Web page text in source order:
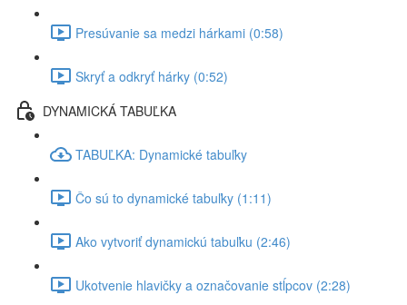
Presúvanie sa medzi hárkami (0:58)
Skryť a odkryť hárky (0:52)
DYNAMICKÁ TABUĽKA
TABUĽKA: Dynamické tabuľky
Čo sú to dynamické tabuľky (1:11)
Ako vytvoriť dynamickú tabuľku (2:46)
Ukotvenie hlavičky a označovanie stĺpcov (2:28)